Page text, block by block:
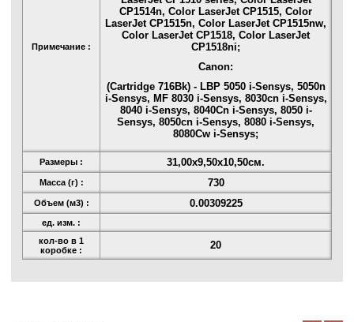
Примечание :
CP1514n, Color LaserJet CP1515, Color
LaserJet CP1515n, Color LaserJet CP1515nw,
Color LaserJet CP1518, Color LaserJet
CP1518ni;
Canon:
(Cartridge 716Bk) - LBP 5050 i-Sensys, 5050n
i-Sensys, MF 8030 i-Sensys, 8030cn i-Sensys,
8040 i-Sensys, 8040Cn i-Sensys, 8050 i-
Sensys, 8050cn i-Sensys, 8080 i-Sensys,
8080Cw i-Sensys;
Размеры : 31,00x9,50x10,50см.
Масса (г) : 730
Объем (м3) : 0.00309225
ед. изм. :
кол-во в 1
коробке :
20